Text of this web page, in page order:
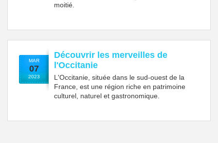
moitié.
MAR
07
2023
Découvrir les merveilles de
l'Occitanie
L'Occitanie, située dans le sud-ouest de la
France, est une région riche en patrimoine
culturel, naturel et gastronomique.